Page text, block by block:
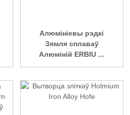
Алюмініевы рэдкі
Зямля сплаваў
Алюміній ERBIU ...